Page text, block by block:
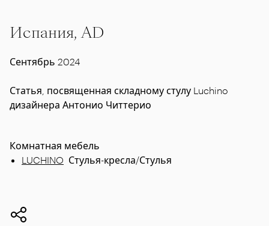
Испания, AD
Сентябрь 2024
Статья, посвященная складному стулу Luchino
дизайнера Антонио Читтерио
Комнатная мебель
LUCHINO Стулья-кресла/Стулья